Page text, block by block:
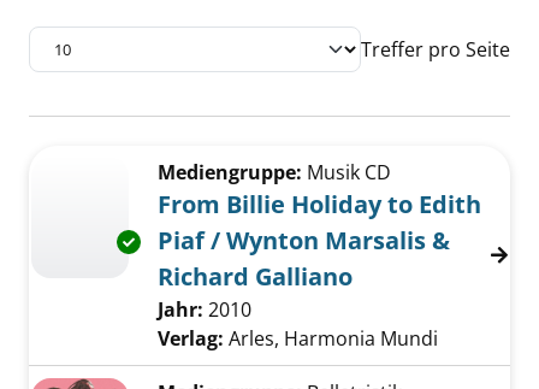
Treffer pro Seite
Zu den Suchfiltern springen
Exemplar-Details von From Billie Holiday to
Mediengruppe: Musik CD
From Billie Holiday to Edith
Piaf / Wynton Marsalis &
Richard Galliano
Suche nach diesem Verfasser
Jahr: 2010
Verlag: Arles, Harmonia Mundi